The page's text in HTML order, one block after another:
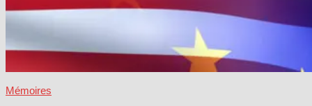
Mémoires